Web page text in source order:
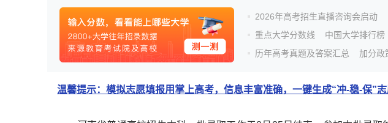
2026年高考招生直播咨询会启动
重点大学分数线
中国大学排行榜
历年高考真题及答案汇总
加分政
温馨提示：模拟志愿填报用掌上高考，信息丰富准确，一键生成“冲-稳-保”志